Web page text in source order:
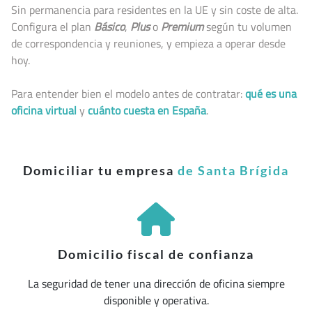
Sin permanencia para residentes en la UE y sin coste de alta.
Configura el plan Básico, Pluso Premiumsegún tu volumen
de correspondencia y reuniones, y empieza a operar desde
hoy.
Para entender bien el modelo antes de contratar:qué es una
oficina virtual ycuánto cuesta en España.
Domiciliar tu empresa de Santa Brígida
Domicilio fiscal de confianza
La seguridad de tener una dirección de oficina siempre
disponible y operativa.